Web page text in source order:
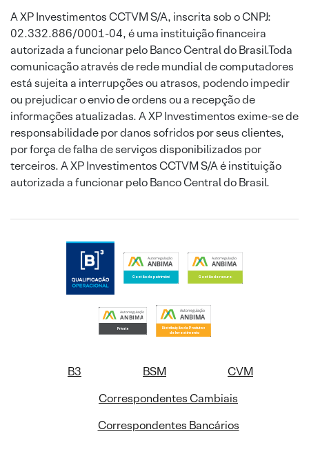
A XP Investimentos CCTVM S/A, inscrita sob o CNPJ:
02.332.886/0001-04, é uma instituição financeira
autorizada a funcionar pelo Banco Central do Brasil.Toda
comunicação através de rede mundial de computadores
está sujeita a interrupções ou atrasos, podendo impedir
ou prejudicar o envio de ordens ou a recepção de
informações atualizadas. A XP Investimentos exime-se de
responsabilidade por danos sofridos por seus clientes,
por força de falha de serviços disponibilizados por
terceiros. A XP Investimentos CCTVM S/A é instituição
autorizada a funcionar pelo Banco Central do Brasil.
B3 BSM
CVM
Correspondentes Cambiais
Correspondentes Bancários